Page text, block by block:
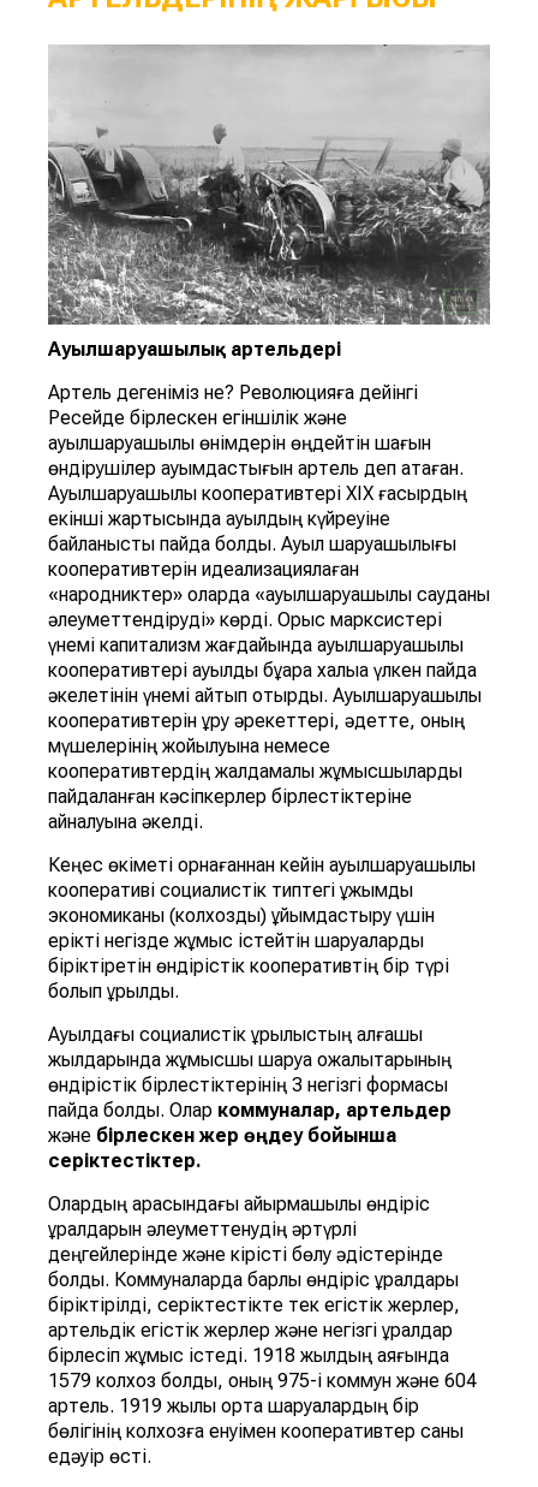
Ауылшаруашылық артельдері
Артель дегеніміз не? Революцияға дейінгі
Ресейде бірлескен егіншілік және
ауылшаруашылық өнімдерін өңдейтін шағын
өндірушілер қауымдастығын артель деп атаған.
Ауылшаруашылық кооперативтері ХІХ ғасырдың
екінші жартысында ауылдың күйреуіне
байланысты пайда болды. Ауыл шаруашылығы
кооперативтерін идеализациялаған
«народниктер» оларда «ауылшаруашылық сауданы
әлеуметтендіруді» көрді. Орыс марксистері
үнемі капитализм жағдайында ауылшаруашылық
кооперативтері ауылдық бұқара халыққа үлкен пайда
әкелетінін үнемі айтып отырды. Ауылшаруашылық
кооперативтерін құру әрекеттері, әдетте, оның
мүшелерінің жойылуына немесе
кооперативтердің жалдамалы жұмысшыларды
пайдаланған кәсіпкерлер бірлестіктеріне
айналуына әкелді.
Кеңес өкіметі орнағаннан кейін ауылшаруашылық
кооперативі социалистік типтегі ұжымдық
экономиканы (колхозды) ұйымдастыру үшін
ерікті негізде жұмыс істейтін шаруаларды
біріктіретін өндірістік кооперативтің бір түрі
болып құрылды.
Ауылдағы социалистік құрылыстың алғашқы
жылдарында жұмысшы шаруа қожалықтарының
өндірістік бірлестіктерінің 3 негізгі формасы
пайда болды. Олар коммуналар, артельдер
және бірлескен жер өңдеу бойынша
серіктестіктер.
Олардың арасындағы айырмашылық өндіріс
құралдарын әлеуметтенудің әртүрлі
деңгейлерінде және кірісті бөлу әдістерінде
болды. Коммуналарда барлық өндіріс құралдары
біріктірілді, серіктестікте тек егістік жерлер,
артельдік егістік жерлер және негізгі құралдар
бірлесіп жұмыс істеді. 1918 жылдың аяғында
1579 колхоз болды, оның 975-і коммун және 604
артель. 1919 жылы орта шаруалардың бір
бөлігінің колхозға енуімен кооперативтер саны
едәуір өсті.